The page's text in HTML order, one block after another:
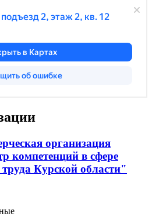
организация
компетенций в сфере
Курской области"